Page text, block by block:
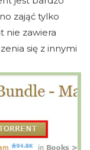
zająć tylko
nie zawiera
się z innymi